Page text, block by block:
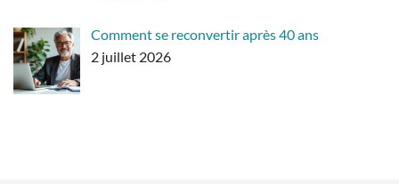
Comment se reconvertir après 40 ans
2 juillet 2026